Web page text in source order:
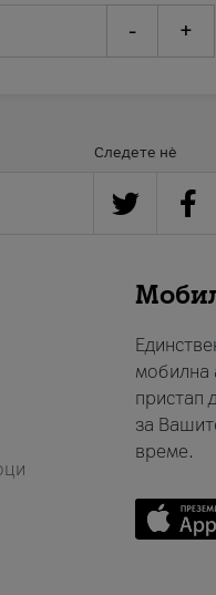
- +
Следете нè
мобилна
пристап
за
време.